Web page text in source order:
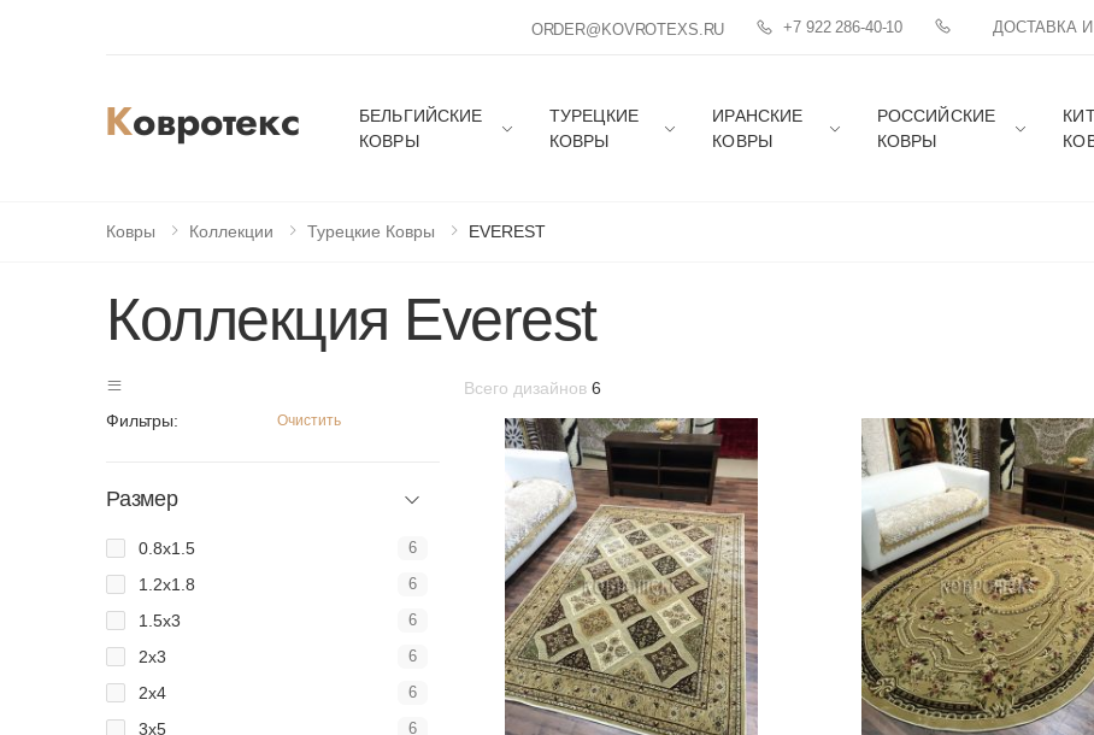
ORDER@KOVROTEXS.RU +7 922 286-40-10 ДОСТАВКА
БЕЛЬГИЙСКИЕ
КОВРЫ
ТУРЕЦКИЕ
КОВРЫ
ИРАНСКИЕ
КОВРЫ
РОССИЙСКИЕ
КОВРЫ
Ковры Коллекции Турецкие Ковры EVEREST
Коллекция Everest
Всего дизайнов 6
Фильтры: Очистить
Размер
0.8x1.5 6
1.2x1.8 6
1.5x3 6
2x3 6
2x4 6
3x5 6